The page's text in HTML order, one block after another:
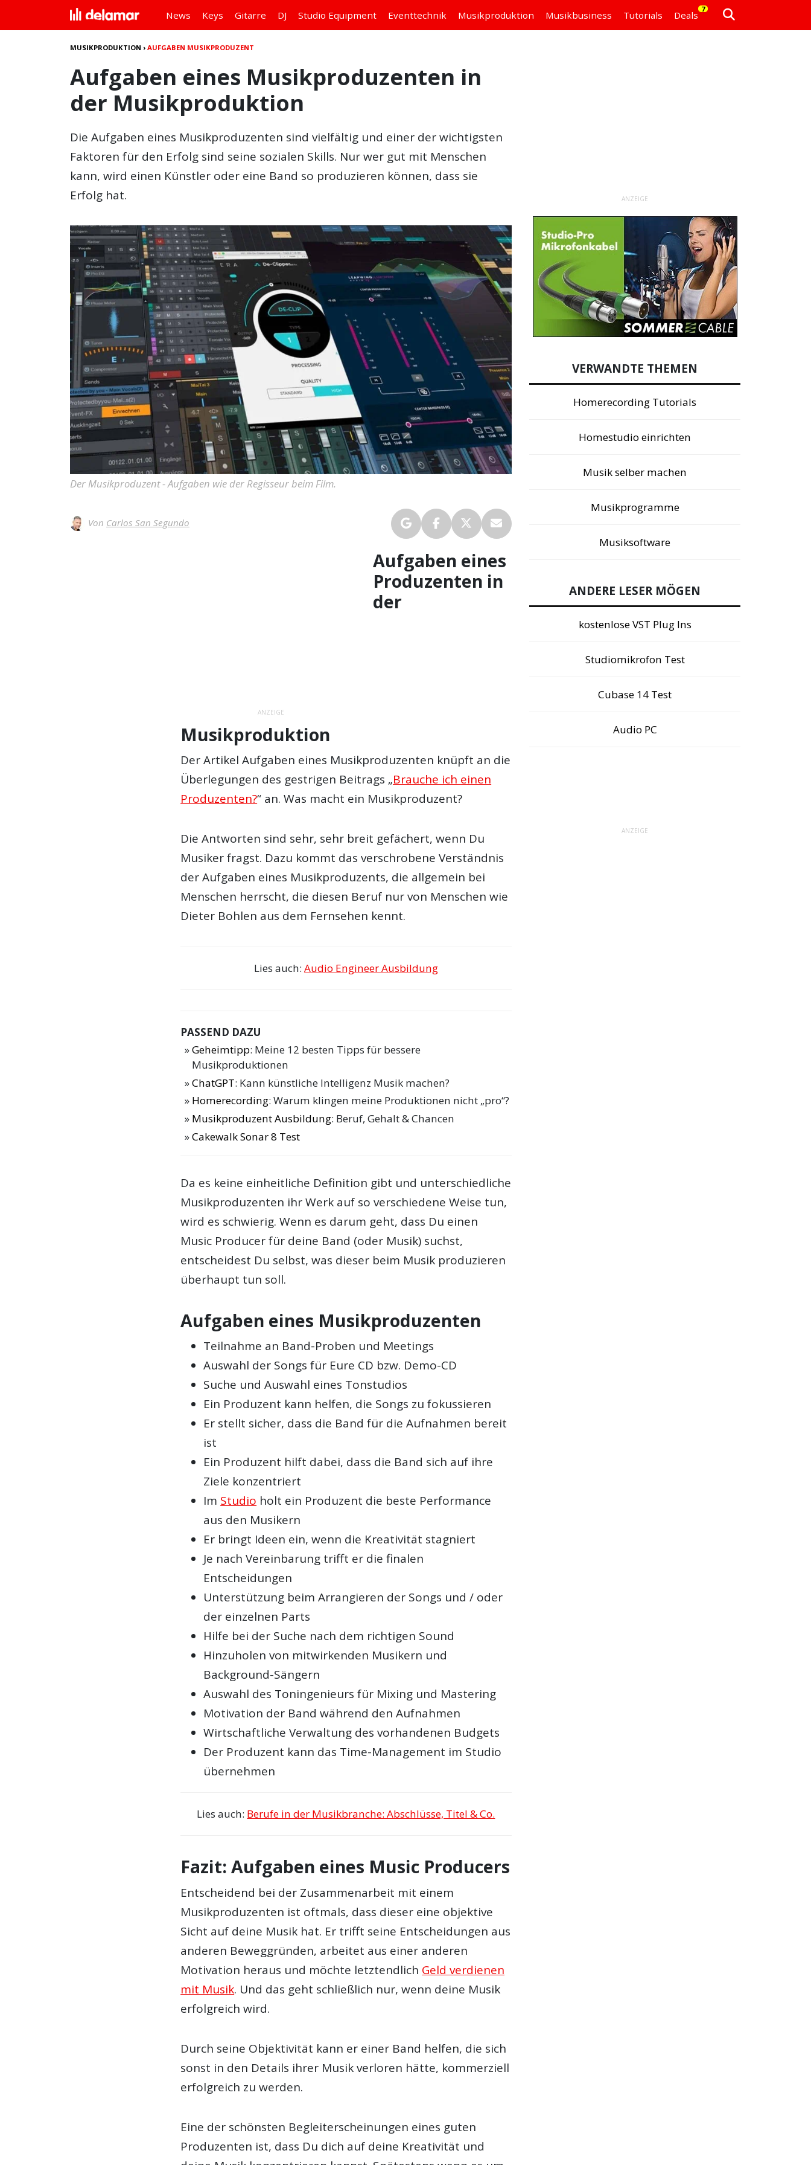
News Keys Gitarre DJ Studio Equipment Eventtechnik Musikproduktion Musikbusiness Tutorials Deals
7
MUSIKPRODUKTION ›AUFGABEN MUSIKPRODUZENT
Aufgaben eines Musikproduzenten in
der Musikproduktion
Die Aufgaben eines Musikproduzenten sind vielfältig und einer der wichtigsten
Faktoren für den Erfolg sind seine sozialen Skills. Nur wer gut mit Menschen
kann, wird einen Künstler oder eine Band so produzieren können, dass sie
Erfolg hat.
Der Musikproduzent - Aufgaben wie der Regisseur beim Film.
Von Carlos San Segundo
ANZEIGE
Aufgaben eines
Produzenten in
der
Musikproduktion
Der Artikel Aufgaben eines Musikproduzenten knüpft an die
Überlegungen des gestrigen Beitrags „Brauche ich einen
Produzenten?“ an. Was macht ein Musikproduzent?
Die Antworten sind sehr, sehr breit gefächert, wenn Du
Musiker fragst. Dazu kommt das verschrobene Verständnis
der Aufgaben eines Musikproduzents, die allgemein bei
Menschen herrscht, die diesen Beruf nur von Menschen wie
Dieter Bohlen aus dem Fernsehen kennt.
Lies auch: Audio Engineer Ausbildung
PASSEND DAZU
Geheimtipp: Meine 12 besten Tipps für bessere
Musikproduktionen
ChatGPT: Kann künstliche Intelligenz Musik machen?
Homerecording: Warum klingen meine Produktionen nicht „pro“?
Musikproduzent Ausbildung: Beruf, Gehalt & Chancen
Cakewalk Sonar 8 Test
Da es keine einheitliche Definition gibt und unterschiedliche
Musikproduzenten ihr Werk auf so verschiedene Weise tun,
wird es schwierig. Wenn es darum geht, dass Du einen
Music Producer für deine Band (oder Musik) suchst,
entscheidest Du selbst, was dieser beim Musik produzieren
überhaupt tun soll.
Aufgaben eines Musikproduzenten
Teilnahme an Band-Proben und Meetings
Auswahl der Songs für Eure CD bzw. Demo-CD
Suche und Auswahl eines Tonstudios
Ein Produzent kann helfen, die Songs zu fokussieren
Er stellt sicher, dass die Band für die Aufnahmen bereit
ist
Ein Produzent hilft dabei, dass die Band sich auf ihre
Ziele konzentriert
Im Studio holt ein Produzent die beste Performance
aus den Musikern
Er bringt Ideen ein, wenn die Kreativität stagniert
Je nach Vereinbarung trifft er die finalen
Entscheidungen
Unterstützung beim Arrangieren der Songs und / oder
der einzelnen Parts
Hilfe bei der Suche nach dem richtigen Sound
Hinzuholen von mitwirkenden Musikern und
Background-Sängern
Auswahl des Toningenieurs für Mixing und Mastering
Motivation der Band während den Aufnahmen
Wirtschaftliche Verwaltung des vorhandenen Budgets
Der Produzent kann das Time-Management im Studio
übernehmen
Lies auch: Berufe in der Musikbranche: Abschlüsse, Titel & Co.
Fazit: Aufgaben eines Music Producers
Entscheidend bei der Zusammenarbeit mit einem
Musikproduzenten ist oftmals, dass dieser eine objektive
Sicht auf deine Musik hat. Er trifft seine Entscheidungen aus
anderen Beweggründen, arbeitet aus einer anderen
Motivation heraus und möchte letztendlich Geld verdienen
mit Musik. Und das geht schließlich nur, wenn deine Musik
erfolgreich wird.
Durch seine Objektivität kann er einer Band helfen, die sich
sonst in den Details ihrer Musik verloren hätte, kommerziell
erfolgreich zu werden.
Eine der schönsten Begleiterscheinungen eines guten
Produzenten ist, dass Du dich auf deine Kreativität und
ANZEIGE
VERWANDTE THEMEN
Homerecording Tutorials
Homestudio einrichten
Musik selber machen
Musikprogramme
Musiksoftware
ANDERE LESER MÖGEN
kostenlose VST Plug Ins
Studiomikrofon Test
Cubase 14 Test
Audio PC
ANZEIGE